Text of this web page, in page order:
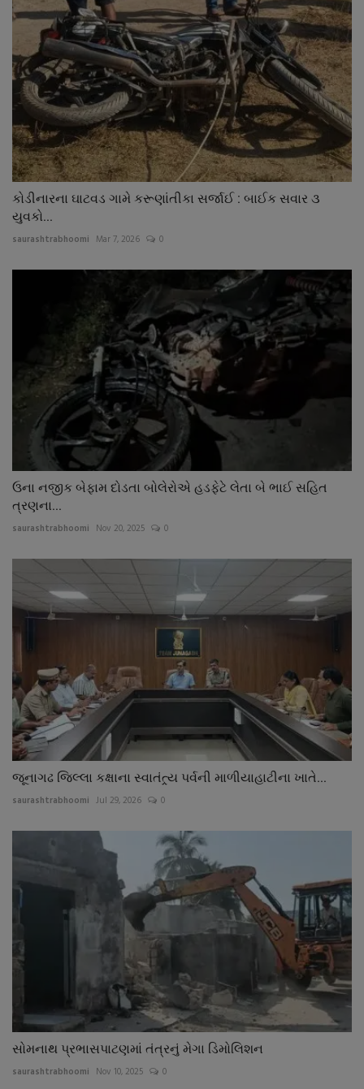
કોડીનારના ઘાટવડ ગામે કરૂણાંતીકા સર્જાઈ : બાઈક સવાર ૩
યુવકો...
saurashtrabhoomi Mar 7, 2026 0
ઉના નજીક બેફામ દોડતા બોલેરોએ હડફેટે લેતા બે ભાઈ સહિત
ત્રણના...
saurashtrabhoomi Nov 20, 2025 0
જૂનાગઢ જિલ્લા કક્ષાના સ્વાતંત્ર્ય પર્વની માળીયાહાટીના ખાતે...
saurashtrabhoomi Jul 29, 2026 0
સોમનાથ પ્રભાસપાટણમાં તંત્રનું મેગા ડિમોલિશન
saurashtrabhoomi Nov 10, 2025 0